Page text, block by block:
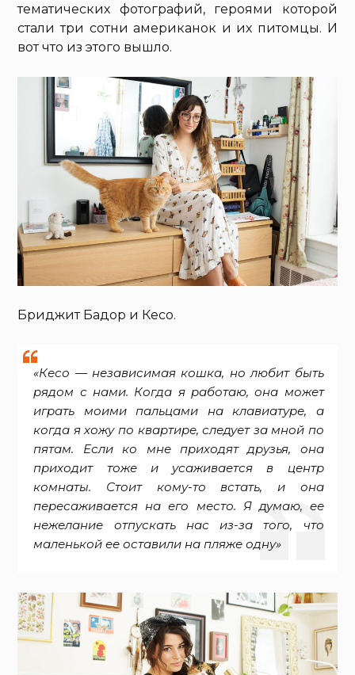
тематических фотографий, героями которой
стали три сотни американок и их питомцы. И
вот что из этого вышло.
Бриджит Бадор и Кесо.
«Кесо — независимая кошка, но любит быть
рядом с нами. Когда я работаю, она может
играть моими пальцами на клавиатуре, а
когда я хожу по квартире, следует за мной по
пятам. Если ко мне приходят друзья, она
приходит тоже и усаживается в центр
комнаты. Стоит кому-то встать, и она
пересаживается на его место. Я думаю, ее
нежелание отпускать нас из-за того, что
маленькой ее оставили на пляже одну»